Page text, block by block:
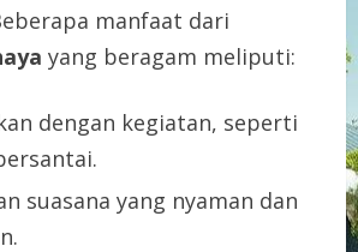
manfaat dari
yang beragam meliputi:
dengan kegiatan, seperti
suasana yang nyaman dan